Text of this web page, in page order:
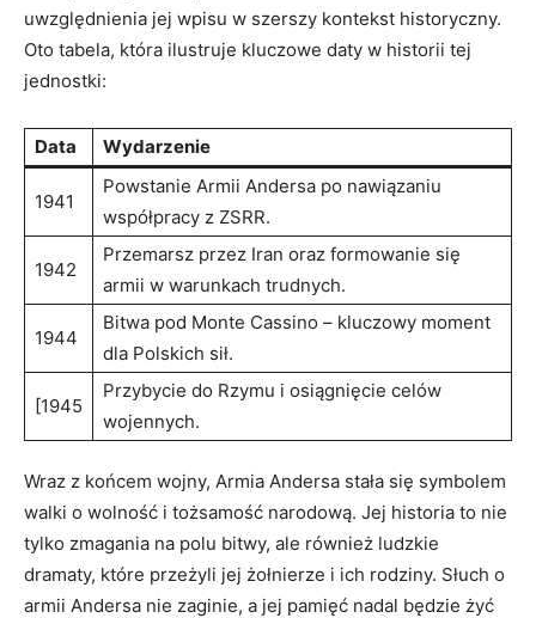
uwzględnienia jej wpisu w szerszy kontekst historyczny.
Oto tabela, która ilustruje kluczowe daty w historii tej
jednostki:
Data Wydarzenie
1941
Powstanie Armii Andersa po nawiązaniu
współpracy z ZSRR.
1942
Przemarsz przez Iran oraz formowanie się
armii w warunkach trudnych.
1944
Bitwa pod Monte Cassino – kluczowy moment
dla Polskich sił.
[1945
Przybycie do Rzymu i osiągnięcie celów
wojennych.
Wraz z końcem wojny, Armia Andersa stała się symbolem
walki o wolność i tożsamość narodową. Jej historia to nie
tylko zmagania na polu bitwy, ale również ludzkie
dramaty, które przeżyli jej żołnierze i ich rodziny. Słuch o
armii Andersa nie zaginie, a jej pamięć nadal będzie żyć